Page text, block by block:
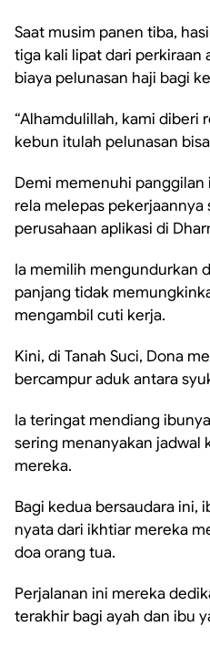
Saat musim panen tiba,
tiga kali lipat dari perkiraan
biaya pelunasan haji bagi
“Alhamdulillah, kami diberi
kebun itulah pelunasan
Demi memenuhi
rela melepas pekerjaannya
perusahaan aplikasi di
Ia memilih mengundurkan
panjang tidak
mengambil cuti kerja.
Kini, di Tanah Suci, Dona
bercampur aduk antara
Ia teringat mendiang
sering menanyakan jadwal
mereka.
Bagi kedua bersaudara ini,
nyata dari ikhtiar mereka
doa orang tua.
Perjalanan ini mereka
terakhir bagi ayah dan ibu